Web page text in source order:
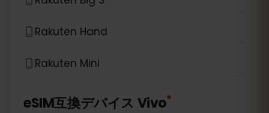
Rakuten Hand
Rakuten Mini
eSIM互換デバイス Vivo*